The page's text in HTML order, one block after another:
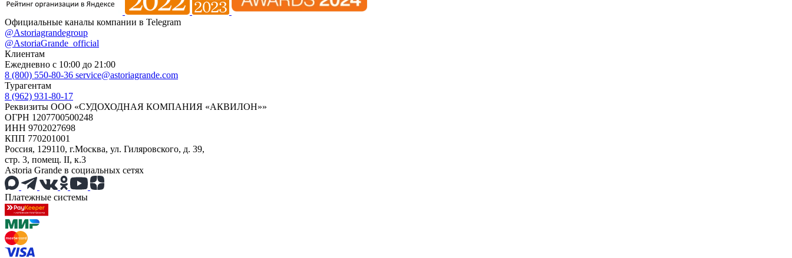
Официальные каналы компании в Telegram
@Astoriagrandegroup
@AstoriaGrande_official
Клиентам
Ежедневно с 10:00 до 21:00
8 (800) 550-80-36 service@astoriagrande.com
Турагентам
8 (962) 931-80-17
Реквизиты ООО «СУДОХОДНАЯ КОМПАНИЯ «АКВИЛОН»»
ОГРН 1207700500248
ИНН 9702027698
КПП 770201001
Россия, 129110, г.Москва, ул. Гиляровского, д. 39,
стр. 3, помещ. II, к.3
Astoria Grande в социальных сетях
Платежные системы